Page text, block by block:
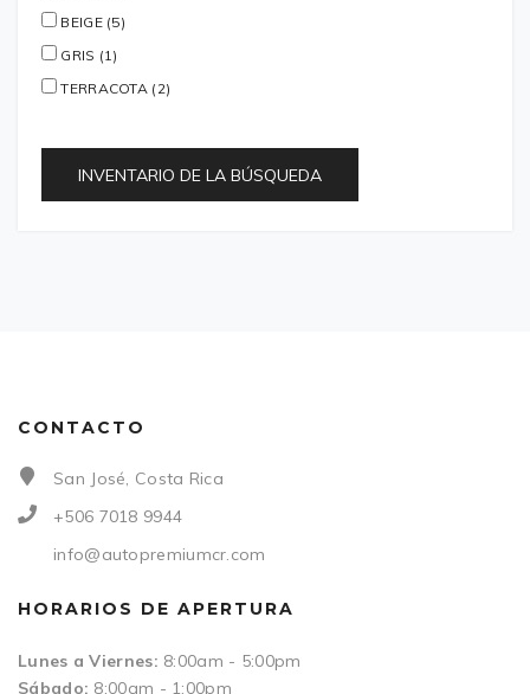
BEIGE (5)
GRIS (1)
TERRACOTA (2)
INVENTARIO DE LA BÚSQUEDA
CONTACTO
San José, Costa Rica
+506 7018 9944
info@autopremiumcr.com
HORARIOS DE APERTURA
Lunes a Viernes: 8:00am - 5:00pm
Sábado: 8:00am - 1:00pm